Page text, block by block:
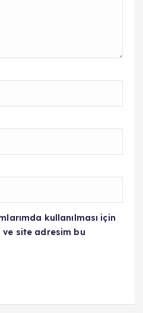
kullanılması için
site adresim bu